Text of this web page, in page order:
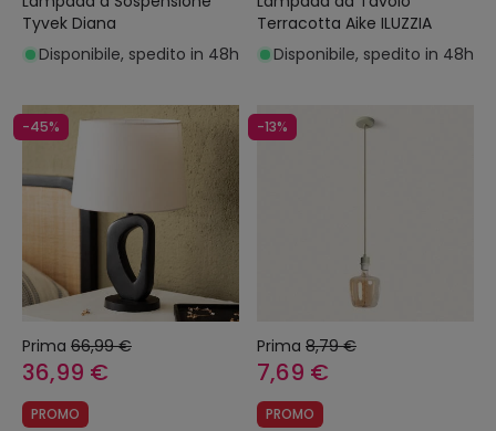
Tyvek Diana
Disponibile, spedito in 48h
Terracotta Aike ILUZZIA
Disponibile, spedito in 48h
-45%
Prima 66,99 €
36,99 €
PROMO
-13%
Prima 8,79 €
7,69 €
PROMO